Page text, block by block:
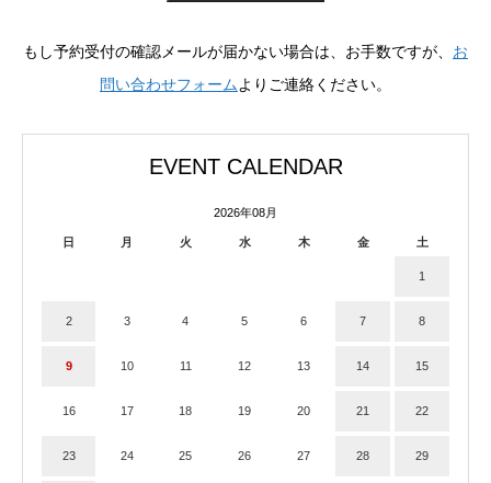
もし予約受付の確認メールが届かない場合は、お手数ですが、 お
問い合わせフォーム よりご連絡ください。
EVENT CALENDAR
2026年08月
日 月 火 水 木 金 土
1
2 3 4 5 6 7 8
9 10 11 12 13 14 15
16 17 18 19 20 21 22
23 24 25 26 27 28 29